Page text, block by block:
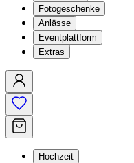
Fotogeschenke
Anlässe
Eventplattform
Extras
Hochzeit